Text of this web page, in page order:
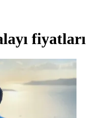
fiyatları